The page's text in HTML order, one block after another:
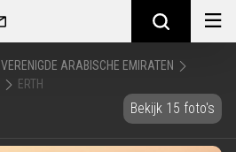
VERENIGDE ARABISCHE EMIRATEN
ERTH
Bekijk 15 foto's